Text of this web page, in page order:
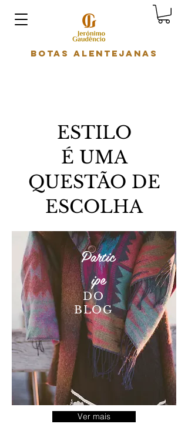
Botas Alentejanas
ESTILO
É UMA
QUESTÃO DE
ESCOLHA
Partic
ipe
DO
BLOG
Ver mais